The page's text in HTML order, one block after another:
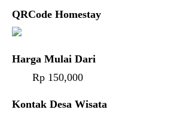
QRCode Homestay
Harga Mulai Dari
Rp 150,000
Kontak Desa Wisata